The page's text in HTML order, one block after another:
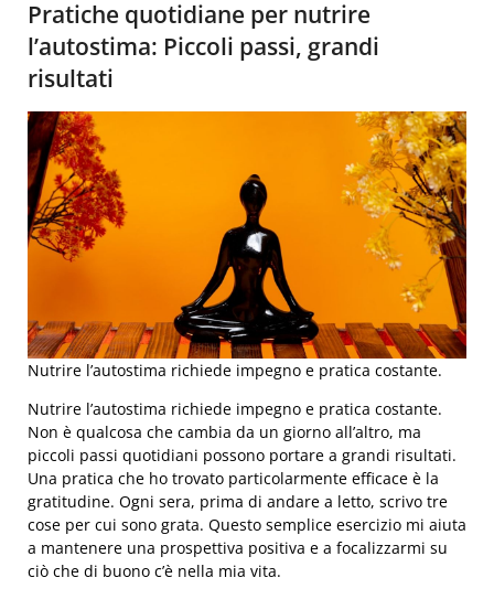
Pratiche quotidiane per nutrire
l’autostima: Piccoli passi, grandi
risultati
Nutrire l’autostima richiede impegno e pratica costante.
Nutrire l’autostima richiede impegno e pratica costante.
Non è qualcosa che cambia da un giorno all’altro, ma
piccoli passi quotidiani possono portare a grandi risultati.
Una pratica che ho trovato particolarmente efficace è la
gratitudine. Ogni sera, prima di andare a letto, scrivo tre
cose per cui sono grata. Questo semplice esercizio mi aiuta
a mantenere una prospettiva positiva e a focalizzarmi su
ciò che di buono c’è nella mia vita.